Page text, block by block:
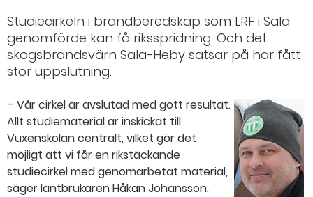
Studiecirkeln i brandberedskap som LRF i Sala
genomförde kan få riksspridning. Och det
skogsbrandsvärn Sala-Heby satsar på har fått
stor uppslutning.
– Vår cirkel är avslutad med gott resultat.
Allt studiematerial är inskickat till
Vuxenskolan centralt, vilket gör det
möjligt att vi får en rikstäckande
studiecirkel med genomarbetat material,
säger lantbrukaren Håkan Johansson.